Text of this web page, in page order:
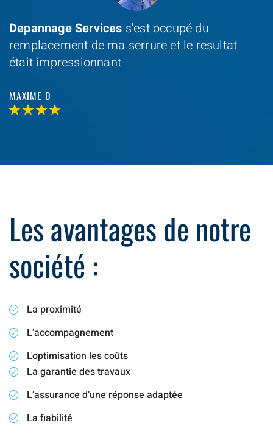
Depannage Services s'est occupé du
remplacement de ma serrure et le resultat
était impressionnant
MAXIME D
Les avantages de notre
société :
La proximité
L’accompagnement
L'optimisation les coûts
La garantie des travaux
L’assurance d’une réponse adaptée
La fiabilité